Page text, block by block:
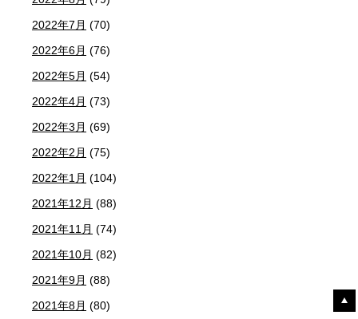
2022年7月 (70)
2022年6月 (76)
2022年5月 (54)
2022年4月 (73)
2022年3月 (69)
2022年2月 (75)
2022年1月 (104)
2021年12月 (88)
2021年11月 (74)
2021年10月 (82)
2021年9月 (88)
2021年8月 (80)